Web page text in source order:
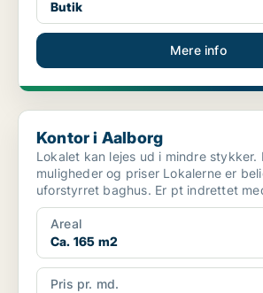
Butik
Mere info
Kontor i Aalborg
Kontor i Aalborg
Lokalet kan lejes ud i mindre stykker.
muligheder og priser Lokalerne er beliggende 1. sal i
uforstyrret baghus. Er pt indrettet
Areal
Ca. 165 m2
Pris pr. md.